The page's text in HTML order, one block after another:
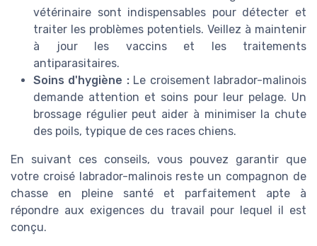
vétérinaire sont indispensables pour détecter et
traiter les problèmes potentiels. Veillez à maintenir
à jour les vaccins et les traitements
antiparasitaires.
Soins d'hygiène :Le croisement labrador-malinois
demande attention et soins pour leur pelage. Un
brossage régulier peut aider à minimiser la chute
des poils, typique de ces races chiens.
En suivant ces conseils, vous pouvez garantir que
votre croisé labrador-malinois reste un compagnon de
chasse en pleine santé et parfaitement apte à
répondre aux exigences du travail pour lequel il est
conçu.